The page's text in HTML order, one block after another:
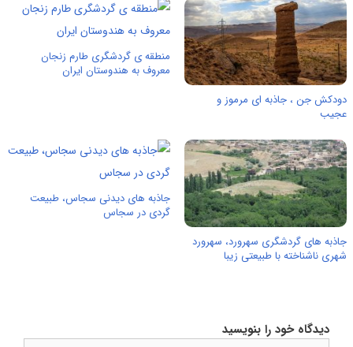
دودکش جن ، جاذبه ای مرموز و
عجیب
منطقه ی گردشگری طارم زنجان
معروف به هندوستان ایران
جاذبه های گردشگری سهرورد، سهرورد
شهری ناشناخته با طبیعتی زیبا
جاذبه های دیدنی سجاس، طبیعت
گردی در سجاس
دیدگاه خود را بنویسید